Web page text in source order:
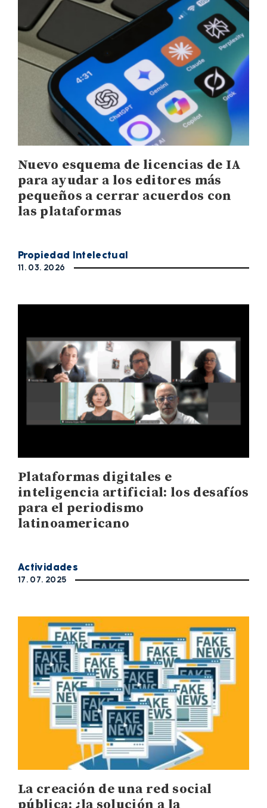
Nuevo esquema de licencias de IA
para ayudar a los editores más
pequeños a cerrar acuerdos con
las plataformas
Propiedad Intelectual
11. 03. 2026
Plataformas digitales e
inteligencia artificial: los desafíos
para el periodismo
latinoamericano
Actividades
17. 07. 2025
La creación de una red social